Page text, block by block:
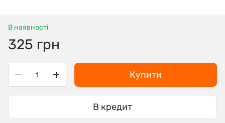
В наявності
325 грн
Купити
В кредит